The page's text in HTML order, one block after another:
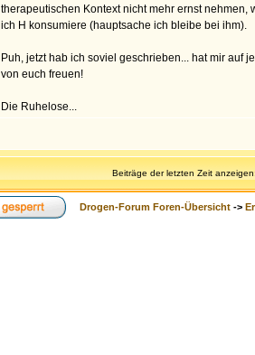
therapeutischen Kontext nicht mehr ernst
ich H konsumiere (hauptsache ich bleibe bei ihm).
Puh, jetzt hab ich soviel geschrieben... hat mir auf
von euch freuen!
Die Ruhelose...
Beiträge der letzten Zeit
Drogen-Forum Foren-Übersicht ->